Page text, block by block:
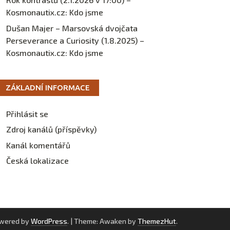
Kosmonautix.cz: Kdo jsme
Dušan Majer – Marsovská dvojčata
Perseverance a Curiosity (1.8.2025) –
Kosmonautix.cz: Kdo jsme
ZÁKLADNÍ INFORMACE
Přihlásit se
Zdroj kanálů (příspěvky)
Kanál komentářů
Česká lokalizace
by WordPress. | Theme: Awaken by ThemezHut.